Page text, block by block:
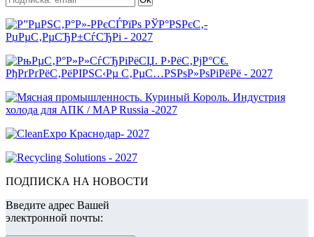
ПОДПИСКА НА НОВОСТИ
Введите адрес Вашей
электронной почты: